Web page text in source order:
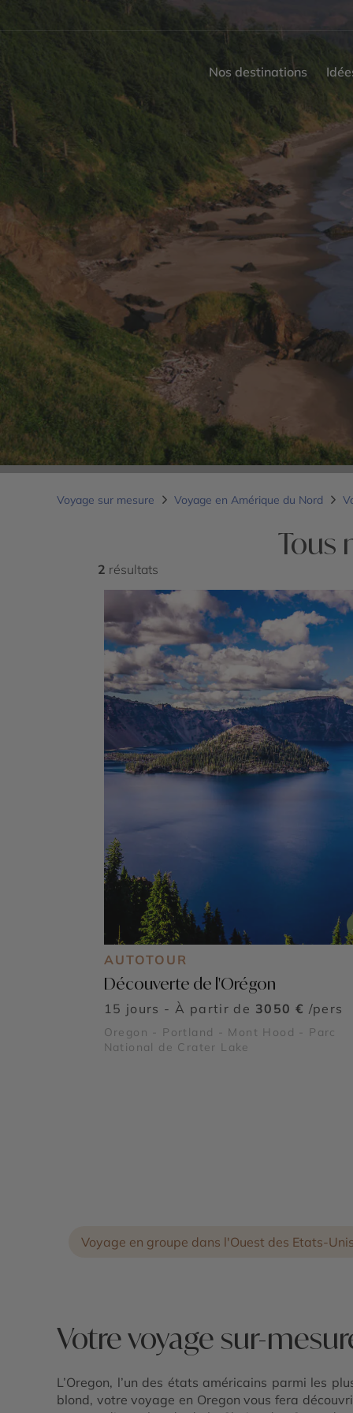
Nos destinations
Voyage sur mesure Voyage en Amérique du Nord
Tous
2 résultats
AUTOTOUR
Découverte de l'Orégon
15 jours - À partir de 3050 € /pers
Oregon - Portland - Mont Hood - Parc
National de Crater Lake
Voyage en groupe dans l'Ouest des Etats-Unis
Votre voyage sur-
L’Oregon, l’un des états américains parmi les
blond, votre voyage en Oregon vous fera